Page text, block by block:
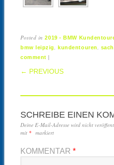
Posted in2019 - BMW
bmw leipzig,kundentouren,
comment |
POST
← PREVIOUS
SCHREIBE EINEN
Deine E-Mail-Adresse wird nicht
mit * markiert
KOMMENTAR *